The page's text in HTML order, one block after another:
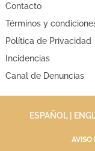
Contacto
Términos y
Política de Privacidad
Incidencias
Canal de Denuncias
ESPAÑOL |
AVISO